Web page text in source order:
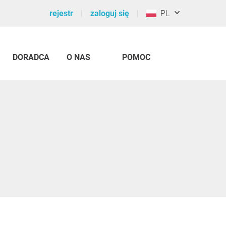
rejestr zaloguj się PL
DORADCA O NAS POMOC